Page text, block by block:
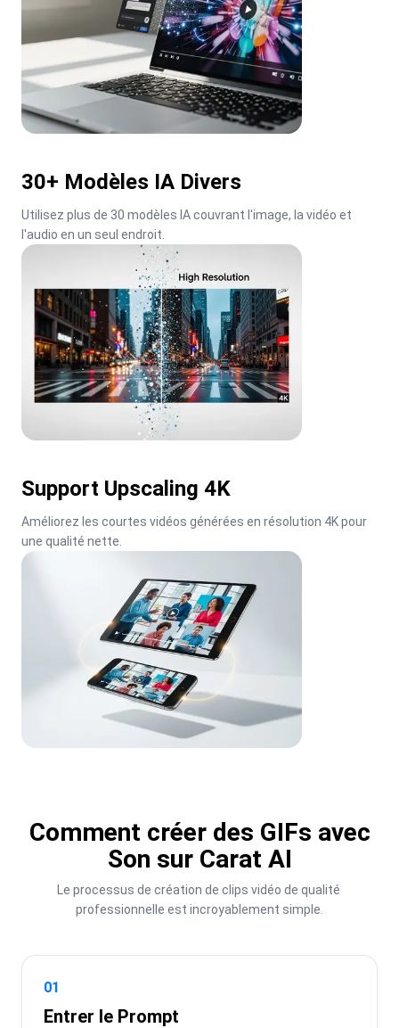
30+ Modèles IA Divers
Utilisez plus de 30 modèles IA couvrant l'image, la vidéo et
l'audio en un seul endroit.
Support Upscaling 4K
Améliorez les courtes vidéos générées en résolution 4K pour
une qualité nette.
Comment créer des GIFs avec
Son sur Carat AI
Le processus de création de clips vidéo de qualité
professionnelle est incroyablement simple.
01
Entrer le Prompt